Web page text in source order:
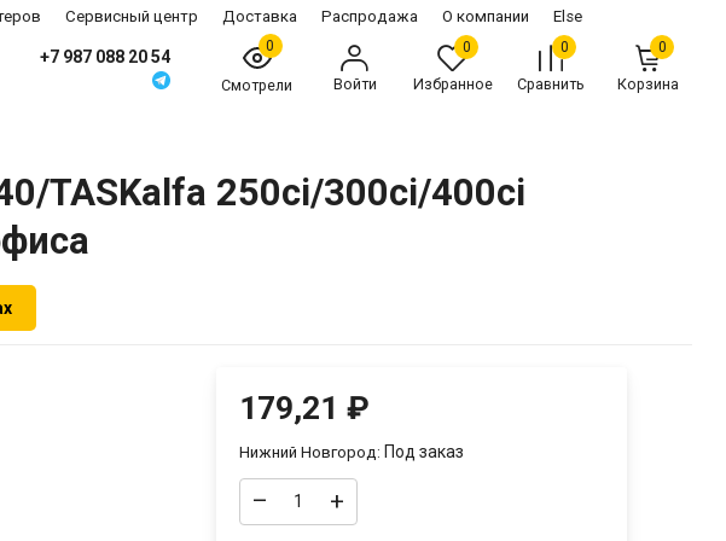
Сервисный центр Доставка Распродажа О компании Else
+7 987 088 20 54
0
Смотрели Войти
0
Избранное
0
Сравнить
0
Корзина
TASKalfa 250ci/300ci/400ci
179,21₽
Нижний Новгород: Под заказ
– +